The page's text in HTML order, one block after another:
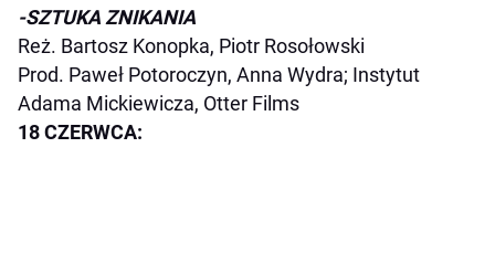
-SZTUKA ZNIKANIA
Reż. Bartosz Konopka, Piotr Rosołowski
Prod. Paweł Potoroczyn, Anna Wydra; Instytut
Adama Mickiewicza, Otter Films
18 CZERWCA: